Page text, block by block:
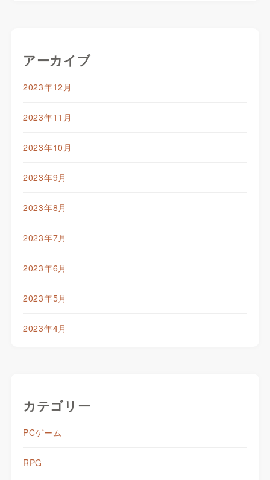
アーカイブ
2023年12月
2023年11月
2023年10月
2023年9月
2023年8月
2023年7月
2023年6月
2023年5月
2023年4月
カテゴリー
PCゲーム
RPG